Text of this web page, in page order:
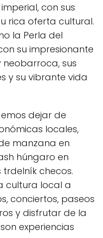
con sus
rica oferta cultural.
la Perla del
su impresionante
sus
y su vibrante vida
dejar de
locales,
manzana en
húngaro en
checos.
cultura local a
conciertos, paseos
y disfrutar de la
experiencias